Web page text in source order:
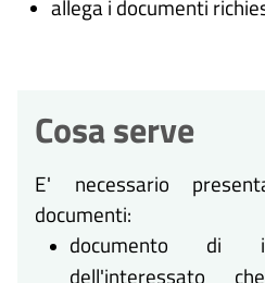
allega i documenti
Cosa serve
E' necessario
documenti:
documento di
dell'interessato